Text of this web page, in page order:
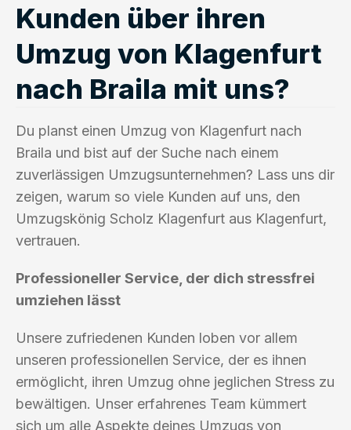
Kunden über ihren
Umzug von Klagenfurt
nach Braila mit uns?
Du planst einen Umzug von Klagenfurt nach
Braila und bist auf der Suche nach einem
zuverlässigen Umzugsunternehmen? Lass uns dir
zeigen, warum so viele Kunden auf uns, den
Umzugskönig Scholz Klagenfurt aus Klagenfurt,
vertrauen.
Professioneller Service, der dich stressfrei
umziehen lässt
Unsere zufriedenen Kunden loben vor allem
unseren professionellen Service, der es ihnen
ermöglicht, ihren Umzug ohne jeglichen Stress zu
bewältigen. Unser erfahrenes Team kümmert
sich um alle Aspekte deines Umzugs von